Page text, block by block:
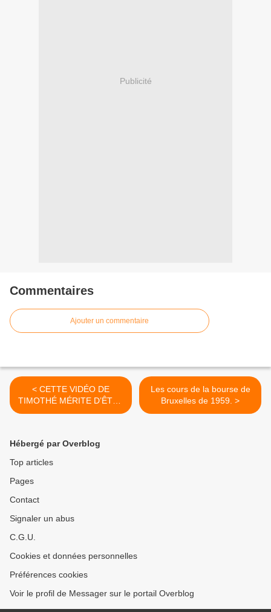
Publicité
Commentaires
Ajouter un commentaire
< CETTE VIDÉO DE
TIMOTHÉ MÉRITE D’ÊTRE
VISIONNÉE À LA VEILLE
Les cours de la bourse de
Bruxelles de 1959. >
Hébergé par Overblog
Top articles
Pages
Contact
Signaler un abus
C.G.U.
Cookies et données personnelles
Préférences cookies
Voir le profil de Messager sur le portail Overblog